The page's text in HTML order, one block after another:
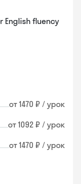
English fluency
от 1470 ₽ / урок
от 1092 ₽ / урок
от 1470 ₽ / урок